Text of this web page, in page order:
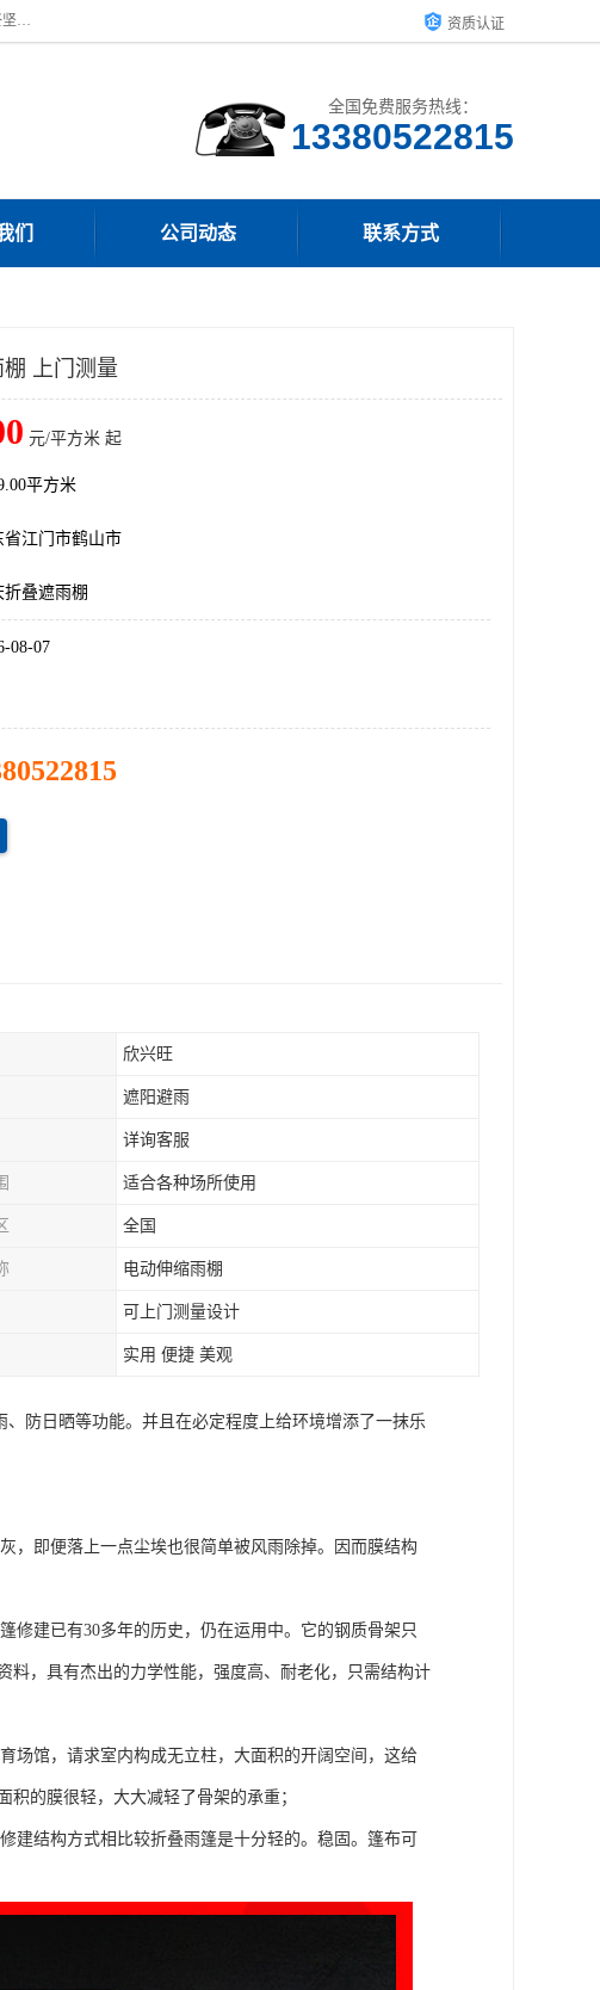
广东鼎新钢结构工程有限公司是一家制作大型电动雨棚厂家;主营：电动推拉雨棚、厂房过道雨棚、电动伸缩雨棚、停车棚、移动雨棚等；公司始终坚持结构创新,品质优越,美观形象,且售后服务好。公司充分吸纳当今休闲用品的前端技术和风格,为您带来质价相宜,时尚典雅的各种户外用品, 资质认证
全国免费服务热线：
13380522815
们 公司动态 联系方式
上门测量
元/平方米 起
平方米
省江门市鹤山市
折叠遮雨棚
08-07
欣兴旺
遮阳避雨
详询客服
适合各种场所使用
全国
电动伸缩雨棚
可上门测量设计
实用 便捷 美观
防日晒等功能。并且在必定程度上给环境增添了一抹乐
，即便落上一点尘埃也很简单被风雨除掉。因而膜结构
修建已有30多年的历史，仍在运用中。它的钢质骨架只
料，具有杰出的力学性能，强度高、耐老化，只需结构计
场馆，请求室内构成无立柱，大面积的开阔空间，这给
的膜很轻，大大减轻了骨架的承重；
建结构方式相比较折叠雨篷是十分轻的。稳固。篷布可